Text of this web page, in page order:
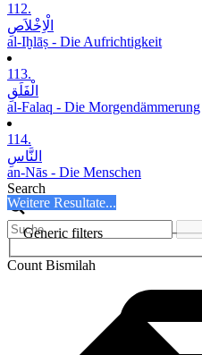
112.
الْاِخْلاَصِ
al-Iḫlāṣ - Die Aufrichtigkeit
113.
الْفَلَقِ
al-Falaq - Die Morgendämmerung
114.
النَّاسِ
an-Nās - Die Menschen
Search
Weitere Resultate...
Generic filters
Count Bismilah